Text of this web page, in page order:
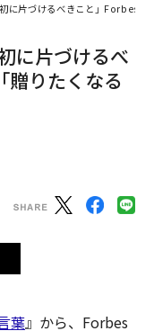
に片づけるべきこと」Forbes
に片づけるべ
贈りたくなる
葉』から、Forbes